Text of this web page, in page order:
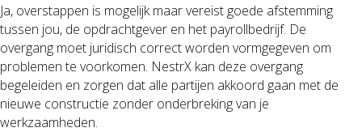
Ja, overstappen is mogelijk maar vereist goede afstemming
tussen jou, de opdrachtgever en het payrollbedrijf. De
overgang moet juridisch correct worden vormgegeven om
problemen te voorkomen. NestrX kan deze overgang
begeleiden en zorgen dat alle partijen akkoord gaan met de
nieuwe constructie zonder onderbreking van je
werkzaamheden.